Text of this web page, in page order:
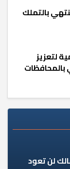
بالتملك
لتعزيز
بالمحافظات
لن تعود